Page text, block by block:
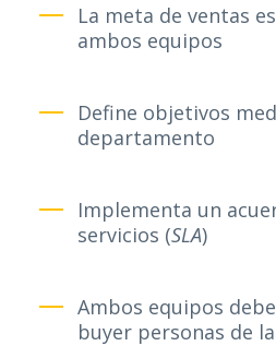
La meta de ventas
ambos equipos
Define objetivos
departamento
Implementa un
servicios (SLA)
Ambos equipos
buyer personas de